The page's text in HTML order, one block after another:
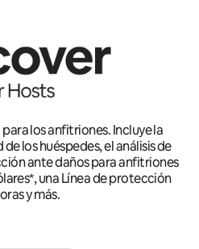
los anfitriones. Incluye la
los huéspedes, el análisis de
ante daños para anfitriones
una Línea de protección
y más.